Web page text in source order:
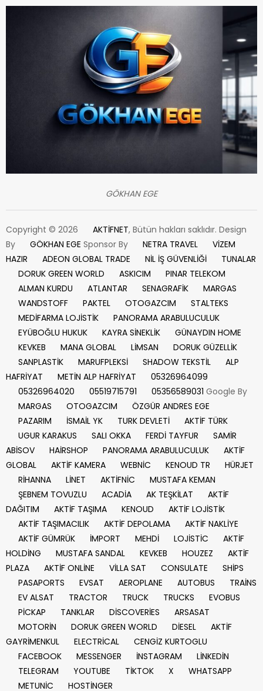
GÖKHAN EGE
Copyright © 2026 AKTİFNET, Bütün hakları saklıdır. Design
By
GÖKHAN EGE Sponsor By NETRA TRAVEL
VİZEM
HAZIR
ADEON GLOBAL TRADE NİL İŞ GÜVENLİĞİ
TUNALAR
DORUK GREEN WORLD
ASKICIM
PINAR TELEKOM
ALMAN KURDU
ATLANTAR SENAGRAFİK
MARGAS
WANDSTOFF
PAKTEL OTOGAZCIM
STALTEKS
MEDİFARMA LOJİSTİK
PANORAMA ARABULUCULUK
EYÜBOĞLU HUKUK
KAYRA SİNEKLİK
GÜNAYDIN HOME
KEVKEB
MANA GLOBAL LİMSAN
DORUK GÜZELLİK
SANPLASTİK
MARUFPLEKSİ SHADOW TEKSTİL
ALP
HAFRİYAT
METİN ALP HAFRİYAT
05326964099
05326964020
05519715791 05356589031 Google By
MARGAS
OTOGAZCIM
ÖZGÜR ANDRES EGE
PAZARIM
İSMAİL YK TURK DEVLETİ
AKTİF TÜRK
UGUR KARAKUS
SALI OKKA FERDİ TAYFUR
SAMİR
ABİSOV
HAİRSHOP PANORAMA ARABULUCULUK
AKTİF
GLOBAL
AKTİF KAMERA WEBNİC KENOUD TR
HÜRJET
RİHANNA
LİNET AKTİFNİC
MUSTAFA KEMAN
ŞEBNEM TOVUZLU
ACADİA AK TEŞKİLAT
AKTİF
DAĞITIM
AKTİF TAŞIMA KENOUD
AKTİF LOJİSTİK
AKTİF TAŞIMACILIK
AKTİF DEPOLAMA
AKTİF NAKLİYE
AKTİF GÜMRÜK
İMPORT MEHDİ LOJİSTİC
AKTİF
HOLDİNG
MUSTAFA SANDAL KEVKEB HOUZEZ
AKTİF
PLAZA
AKTİF ONLİNE VİLLA SAT CONSULATE
SHİPS
PASAPORTS
EVSAT AEROPLANE AUTOBUS
TRAİNS
EV ALSAT
TRACTOR TRUCK TRUCKS
EVOBUS
PİCKAP
TANKLAR DİSCOVERİES
ARSASAT
MOTORİN
DORUK GREEN WORLD DİESEL
AKTİF
GAYRİMENKUL
ELECTRİCAL
CENGİZ KURTOGLU
FACEBOOK
MESSENGER İNSTAGRAM
LİNKEDİN
TELEGRAM
YOUTUBE TİKTOK X
WHATSAPP
METUNİC
HOSTİNGER